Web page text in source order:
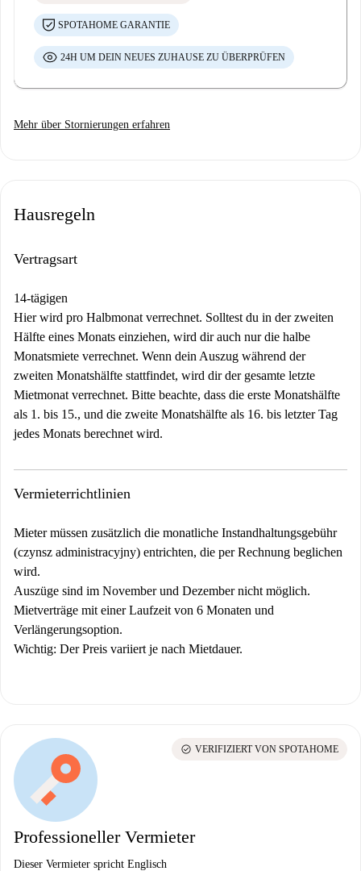
SPOTAHOME GARANTIE
24H UM DEIN NEUES ZUHAUSE ZU ÜBERPRÜFEN
Mehr über Stornierungen erfahren
Hausregeln
Vertragsart
14-tägigen
Hier wird pro Halbmonat verrechnet. Solltest du in der zweiten
Hälfte eines Monats einziehen, wird dir auch nur die halbe
Monatsmiete verrechnet. Wenn dein Auszug während der
zweiten Monatshälfte stattfindet, wird dir der gesamte letzte
Mietmonat verrechnet. Bitte beachte, dass die erste Monatshälfte
als 1. bis 15., und die zweite Monatshälfte als 16. bis letzter Tag
jedes Monats berechnet wird.
Vermieterrichtlinien
Mieter müssen zusätzlich die monatliche Instandhaltungsgebühr
(czynsz administracyjny) entrichten, die per Rechnung beglichen
wird.
Auszüge sind im November und Dezember nicht möglich.
Mietverträge mit einer Laufzeit von 6 Monaten und
Verlängerungsoption.
Wichtig: Der Preis variiert je nach Mietdauer.
Professioneller Vermieter
Dieser Vermieter spricht Englisch
check_circle VERIFIZIERT VON SPOTAHOME